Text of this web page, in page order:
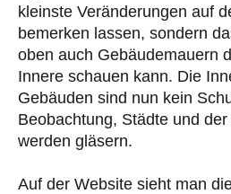
kleinste Veränderungen auf
bemerken lassen, sondern
oben auch Gebäudemauern
Innere schauen kann. Die
Gebäuden sind nun kein
Beobachtung, Städte und
werden gläsern.
Auf der Website sieht man